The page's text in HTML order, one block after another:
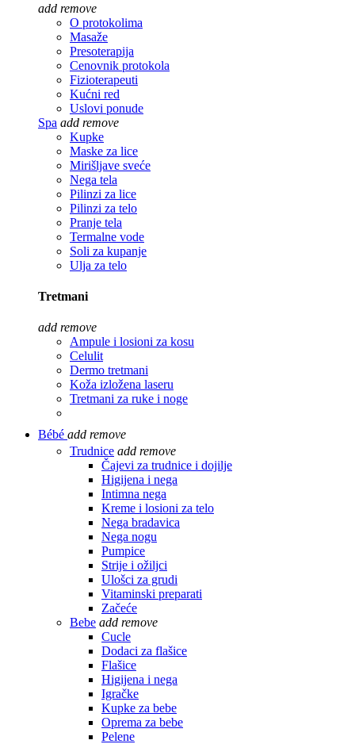
add remove
O protokolima
Masaže
Presoterapija
Cenovnik protokola
Fizioterapeuti
Kućni red
Uslovi ponude
Spa add remove
Kupke
Maske za lice
Mirišljave sveće
Nega tela
Pilinzi za lice
Pilinzi za telo
Pranje tela
Termalne vode
Soli za kupanje
Ulja za telo
Tretmani
add remove
Ampule i losioni za kosu
Celulit
Dermo tretmani
Koža izložena laseru
Tretmani za ruke i noge
Bébé add remove
Trudnice add remove
Čajevi za trudnice i dojilje
Higijena i nega
Intimna nega
Kreme i losioni za telo
Nega bradavica
Nega nogu
Pumpice
Strije i ožiljci
Ulošci za grudi
Vitaminski preparati
Začeće
Bebe add remove
Cucle
Dodaci za flašice
Flašice
Higijena i nega
Igračke
Kupke za bebe
Oprema za bebe
Pelene